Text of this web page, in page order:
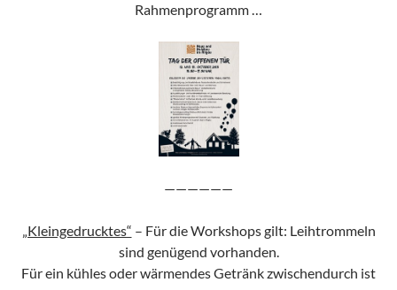
Rahmenprogramm …
——————
„Kleingedrucktes“ – Für die Workshops gilt: Leihtrommeln
sind genügend vorhanden.
Für ein kühles oder wärmendes Getränk zwischendurch ist